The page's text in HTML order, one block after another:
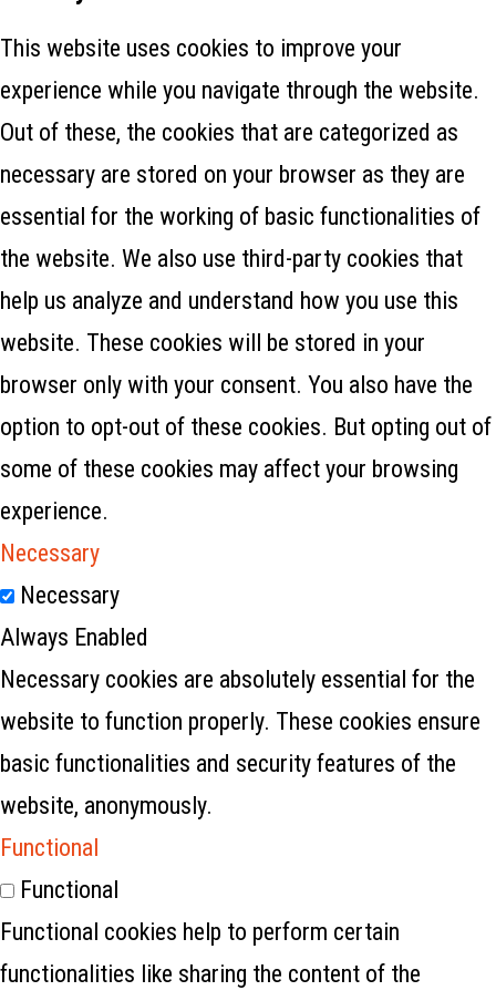
This website uses cookies to improve your
experience while you navigate through the website.
Out of these, the cookies that are categorized as
necessary are stored on your browser as they are
essential for the working of basic functionalities of
the website. We also use third-party cookies that
help us analyze and understand how you use this
website. These cookies will be stored in your
browser only with your consent. You also have the
option to opt-out of these cookies. But opting out of
some of these cookies may affect your browsing
experience.
Necessary
Necessary
Always Enabled
Necessary cookies are absolutely essential for the
website to function properly. These cookies ensure
basic functionalities and security features of the
website, anonymously.
Functional
Functional
Functional cookies help to perform certain
functionalities like sharing the content of the